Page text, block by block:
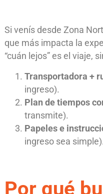
Si venís desde Zona
que más impacta la
“cuán lejos” es el viaje,
Transportadora +
ingreso).
Plan de tiempos
transmite).
Papeles e
ingreso sea simple).
Por qué